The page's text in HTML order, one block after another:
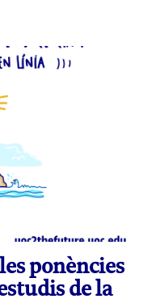
ponències
de la